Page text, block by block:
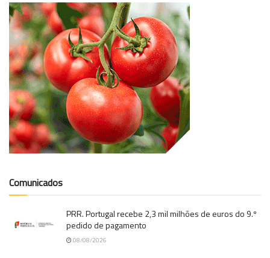
Comunicados
PRR. Portugal recebe 2,3 mil milhões de euros do 9.º
pedido de pagamento
08/08/2026